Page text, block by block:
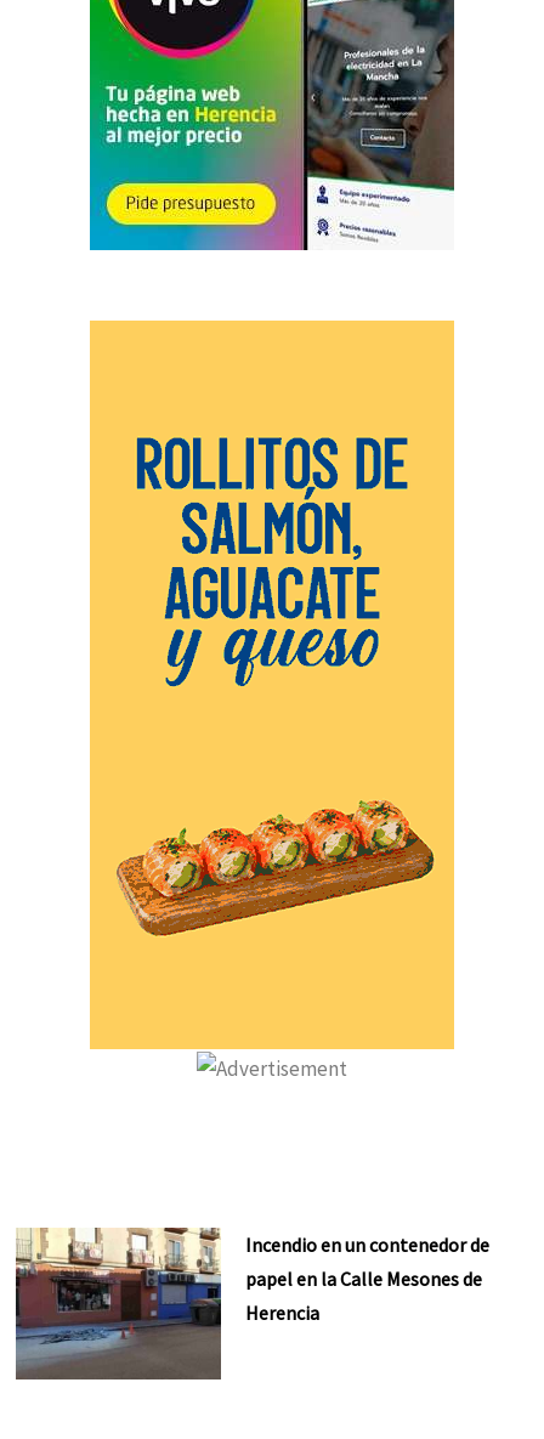
Incendio en un contenedor de
papel en la Calle Mesones de
Herencia